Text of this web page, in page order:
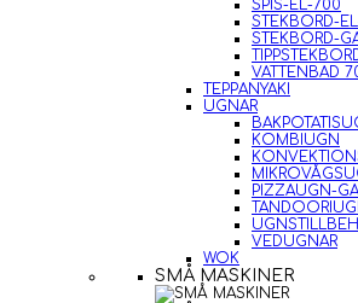
SPIS-EL-700
STEKBORD-
STEKBORD-
VATTENBAD
TEPPANYAKI
UGNAR
KOMBIUGN
PIZZAUGN-
VEDUGNAR
WOK
SMÅ MASKINER